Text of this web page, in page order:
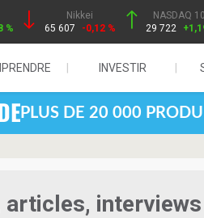
%
Nikkei
65 607
-0,12 %
NASDAQ
29 722
INVESTIR
PLUS DE 20 000
articles,